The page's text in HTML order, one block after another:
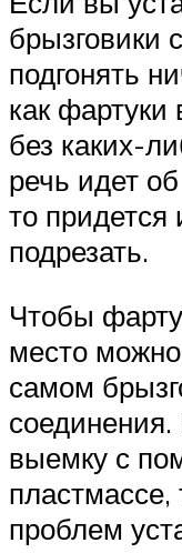
брызговики
подгонять
как фартуки
без каких-
речь идет
то придется
подрезать.
Чтобы
место
самом
выемку с
пластмассе,
проблем